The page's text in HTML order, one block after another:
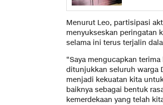
Menurut Leo, partisipasi
menyukseskan peringatan
selama ini terus terjalin
“Saya mengucapkan
ditunjukkan seluruh warga
menjadi kekuatan kita
baiknya sebagai bentuk
kemerdekaan yang telah